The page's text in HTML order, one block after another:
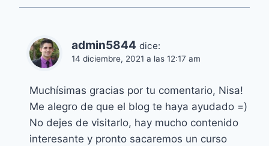
admin5844 dice:
14 diciembre, 2021 a las 12:17 am
Muchísimas gracias por tu comentario, Nisa!
Me alegro de que el blog te haya ayudado =)
No dejes de visitarlo, hay mucho contenido
interesante y pronto sacaremos un curso